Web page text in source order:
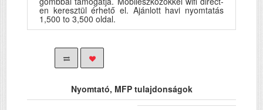
en keresztül érhető el. Ajánlott havi nyomtatás
1,500 to 3,500 oldal.
Nyomtató, MFP tulajdonságok